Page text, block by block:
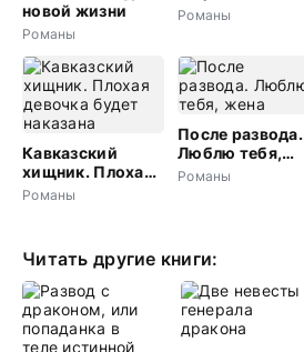
новой жизни
Романы
Романы
Кавказский
хищник. Плохая
девочка будет
Романы
После развода.
Люблю тебя,
жена
Романы
Читать другие книги: